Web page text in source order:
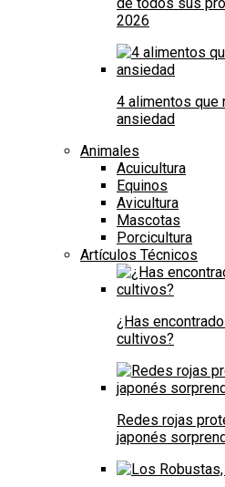
de todos sus
2026
4 alimentos que
ansiedad
Animales
Acuicultura
Equinos
Avicultura
Mascotas
Porcicultura
Artículos Técnicos
¿Has
cultivos?
Redes rojas
japonés